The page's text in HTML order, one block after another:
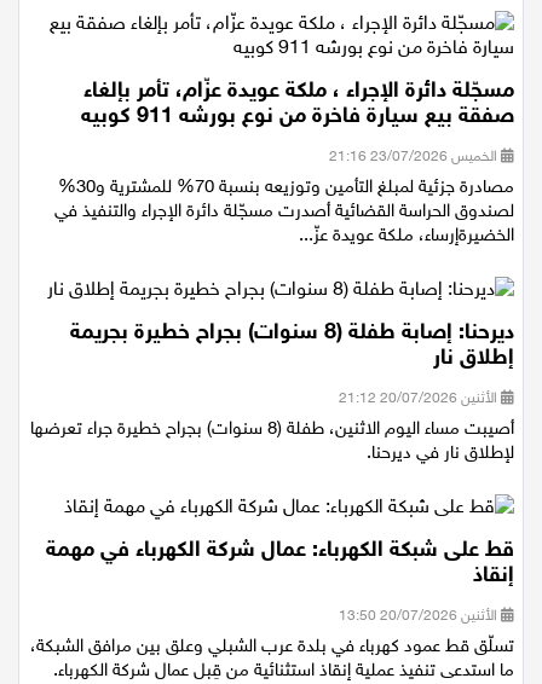
مسجّلة دائرة الإجراء ، ملكة عويدة عزّام، تأمر بإلغاء
صفقة بيع سيارة فاخرة من نوع بورشه 911 كوبيه
الخميس 23/07/2026 21:16
مصادرة جزئية لمبلغ التأمين وتوزيعه بنسبة 70% للمشترية و30%
لصندوق الحراسة القضائية أصدرت مسجّلة دائرة الإجراء والتنفيذ في
الخضيرةإرساء، ملكة عويدة عزّ...
ديرحنا: إصابة طفلة (8 سنوات) بجراح خطيرة بجريمة
إطلاق نار
الأثنين 20/07/2026 21:12
أصيبت مساء اليوم الاثنين، طفلة (8 سنوات) بجراح خطيرة جراء تعرضها
لإطلاق نار في ديرحنا.
قط على شبكة الكهرباء: عمال شركة الكهرباء في مهمة
إنقاذ
الأثنين 20/07/2026 13:50
تسلّق قط عمود كهرباء في بلدة عرب الشبلي وعلق بين مرافق الشبكة،
ما استدعى تنفيذ عملية إنقاذ استثنائية من قِبل عمال شركة الكهرباء.